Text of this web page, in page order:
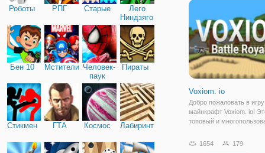
Роботы РПГ Старые
Лего
Ниндзяго
Бен 10 Мстители Человек-
паук
Пираты
Стикмен ГТА Космос Лабиринты
слоте, разнообразные
Voxiom. io
Добро пожаловать в игру
майнкрафт Voxiom. io!
топовый и
битва от первого лица в
1654 179